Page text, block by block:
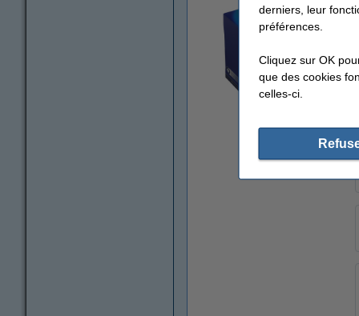
derniers, leur
préférences.
Cliquez sur OK
que des cookies
celles-ci.